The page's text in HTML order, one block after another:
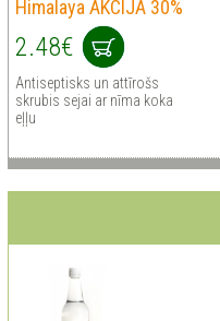
Himalaya AKCIJA 30%
2.48€
Antiseptisks un attīrošs
skrubis sejai ar nīma koka
eļļu